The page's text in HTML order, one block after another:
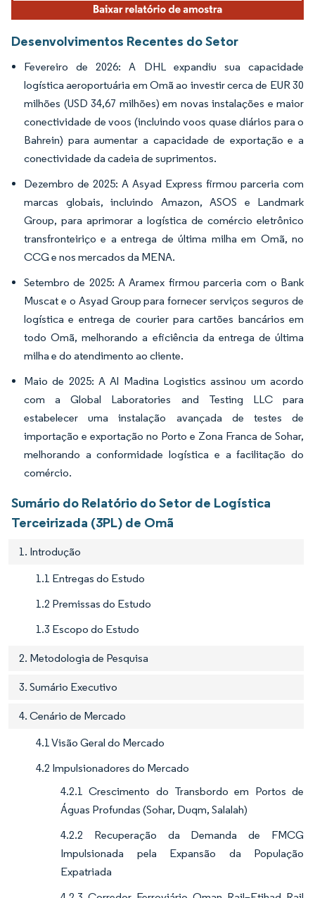
Desenvolvimentos Recentes do Setor
Fevereiro de 2026: A DHL expandiu sua capacidade
logística aeroportuária em Omã ao investir cerca de EUR 30
milhões (USD 34,67 milhões) em novas instalações e maior
conectividade de voos (incluindo voos quase diários para o
Bahrein) para aumentar a capacidade de exportação e a
conectividade da cadeia de suprimentos.
Dezembro de 2025: A Asyad Express firmou parceria com
marcas globais, incluindo Amazon, ASOS e Landmark
Group, para aprimorar a logística de comércio eletrônico
transfronteiriço e a entrega de última milha em Omã, no
CCG e nos mercados da MENA.
Setembro de 2025: A Aramex firmou parceria com o Bank
Muscat e o Asyad Group para fornecer serviços seguros de
logística e entrega de courier para cartões bancários em
todo Omã, melhorando a eficiência da entrega de última
milha e do atendimento ao cliente.
Maio de 2025: A Al Madina Logistics assinou um acordo
com a Global Laboratories and Testing LLC para
estabelecer uma instalação avançada de testes de
importação e exportação no Porto e Zona Franca de Sohar,
melhorando a conformidade logística e a facilitação do
comércio.
Sumário do Relatório do Setor de Logística
Terceirizada (3PL) de Omã
1. Introdução
1.1 Entregas do Estudo
1.2 Premissas do Estudo
1.3 Escopo do Estudo
2. Metodologia de Pesquisa
3. Sumário Executivo
4. Cenário de Mercado
4.1 Visão Geral do Mercado
4.2 Impulsionadores do Mercado
4.2.1 Crescimento do Transbordo em Portos de
Águas Profundas (Sohar, Duqm, Salalah)
4.2.2 Recuperação da Demanda de FMCG
Impulsionada pela Expansão da População
Expatriada